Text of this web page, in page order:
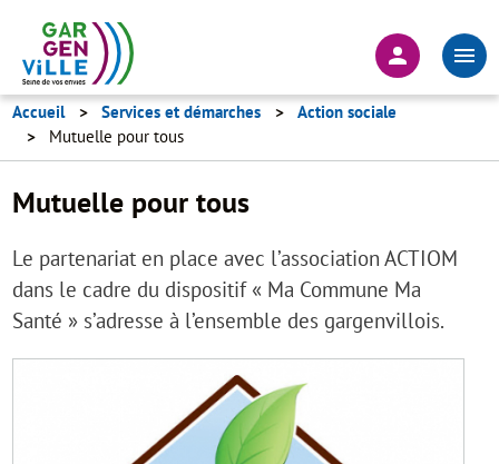
principal
En-
tête
-
Accueil Services et démarches
Action sociale
Mutuelle pour tous
Mutuelle pour tous
Le partenariat en place avec l’association ACTIOM
dans le cadre du dispositif « Ma Commune Ma
Santé » s’adresse à l’ensemble des gargenvillois.